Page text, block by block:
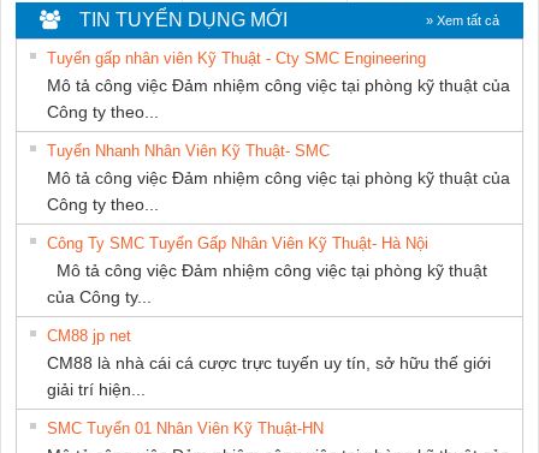
CÁP ĐIỆN
THƯỢNG ĐÌNH
Ba Miền
NGHIỆP NIHON
SETSUBI VIỆT
NAM
TIN TUYỂN DỤNG MỚI » Xem tất cả
Tuyển gấp nhân viên Kỹ Thuật - Cty SMC Engineering
Mô tả công việc Đảm nhiệm công việc tại phòng kỹ thuật của
Công ty theo...
Tuyển Nhanh Nhân Viên Kỹ Thuật- SMC
Mô tả công việc Đảm nhiệm công việc tại phòng kỹ thuật của
Công ty theo...
Công Ty SMC Tuyển Gấp Nhân Viên Kỹ Thuật- Hà Nội
Mô tả công việc Đảm nhiệm công việc tại phòng kỹ thuật
của Công ty...
CM88 jp net
CM88 là nhà cái cá cược trực tuyến uy tín, sở hữu thế giới
giải trí hiện...
SMC Tuyển 01 Nhân Viên Kỹ Thuật-HN